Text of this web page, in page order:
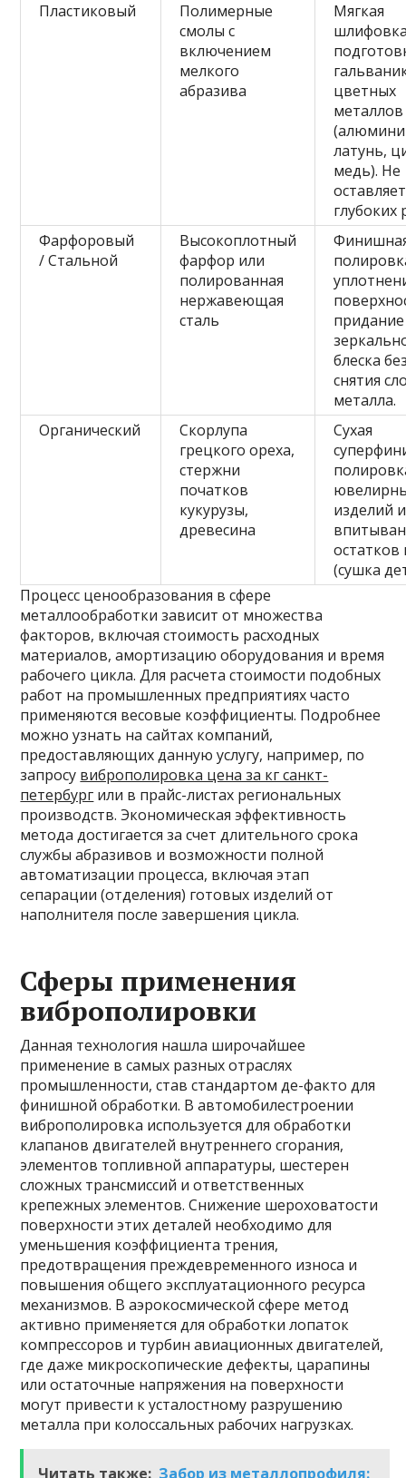
Пластиковый
Полимерные
смолы с
включением
мелкого
абразива
Мягкая
цветных
металлов
латунь,
медь). Не
оставляет
глубоких
Фарфоровый
/ Стальной
Высокоплотный
фарфор или
полированная
нержавеющая
сталь
придание
блеска
снятия
металла.
Органический
Скорлупа
грецкого ореха,
стержни
початков
кукурузы,
древесина
Сухая
изделий и
остатков
(сушка
Процесс ценообразования в сфере
металлообработки зависит от множества
факторов, включая стоимость расходных
материалов, амортизацию оборудования и время
рабочего цикла. Для расчета стоимости подобных
работ на промышленных предприятиях часто
применяются весовые коэффициенты. Подробнее
можно узнать на сайтах компаний,
предоставляющих данную услугу, например, по
запросу виброполировка цена за кг санкт-
петербург или в прайс-листах региональных
производств. Экономическая эффективность
метода достигается за счет длительного срока
службы абразивов и возможности полной
автоматизации процесса, включая этап
сепарации (отделения) готовых изделий от
наполнителя после завершения цикла.
Сферы применения
виброполировки
Данная технология нашла широчайшее
применение в самых разных отраслях
промышленности, став стандартом де-факто для
финишной обработки. В автомобилестроении
виброполировка используется для обработки
клапанов двигателей внутреннего сгорания,
элементов топливной аппаратуры, шестерен
сложных трансмиссий и ответственных
крепежных элементов. Снижение шероховатости
поверхности этих деталей необходимо для
уменьшения коэффициента трения,
предотвращения преждевременного износа и
повышения общего эксплуатационного ресурса
механизмов. В аэрокосмической сфере метод
активно применяется для обработки лопаток
компрессоров и турбин авиационных двигателей,
где даже микроскопические дефекты, царапины
или остаточные напряжения на поверхности
могут привести к усталостному разрушению
металла при колоссальных рабочих нагрузках.
Читать также: Забор из металлопрофиля: